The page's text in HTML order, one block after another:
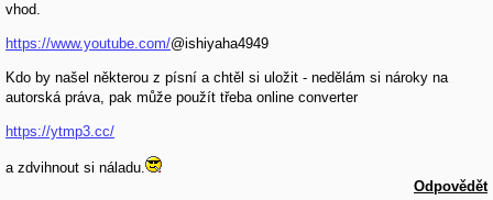
vhod.
https://www.youtube.com/@ishiyaha4949
Kdo by našel některou z písní a chtěl si uložit - nedělám si nároky na
autorská práva, pak může použít třeba online converter
https://ytmp3.cc/
a zdvihnout si náladu.
Odpovědět